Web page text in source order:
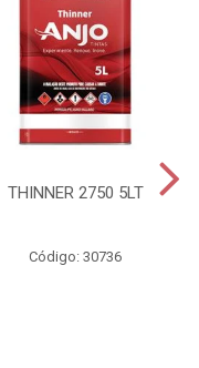
THINNER 2750 5LT
Código: 30736